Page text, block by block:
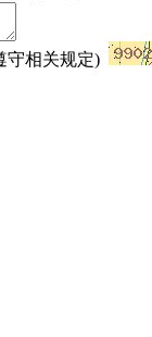
守相关规定)